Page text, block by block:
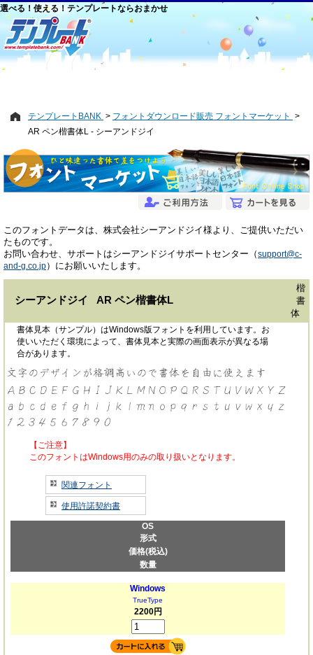
選べる！使える！テンプレートならおまかせ
テンプレートBANK
フォントダウンロード販売 フォントマーケット
AR ペン楷書体L - シーアンドジイ
このフォントデータは、株式会社シーアンドジイ様より、ご提供いただい
たものです。
お問い合わせ、サポートはシーアンドジイサポートセンター（support@c-
and-g.co.jp）にお願いいたします。
シーアンドジイ AR ペン楷書体L
楷
書
体
書体見本（サンプル）はWindows版フォントを利用しています。お
使いいただく環境によって、書体見本と実際の画面表示が異なる場
合があります。
【ご注意】
このフォントはWindows用のみの取り扱いとなります。
関連フォント
使用許諾契約書
OS
形式
価格(税込)
数量
Windows
TrueType
2200円